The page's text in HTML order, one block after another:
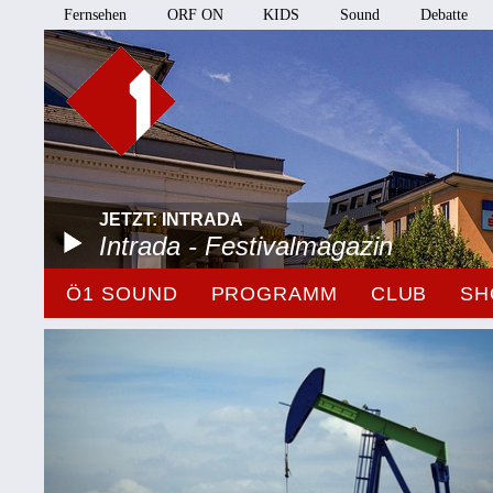
Fernsehen ORF ON KIDS Sound Debatte
JETZT: INTRADA
Intrada - Festivalmagazin
Ö1 SOUND PROGRAMM CLUB